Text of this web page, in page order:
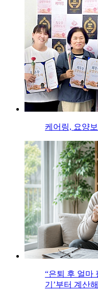
케어링, 요양
“은퇴 후 얼마
기’부터 계산